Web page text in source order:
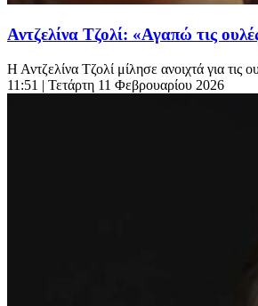
Αντζελίνα Τζολί: «Αγαπώ τις
Η Αντζελίνα Τζολί μίλησε ανοιχτά για
11:51 | Τετάρτη 11 Φεβρουαρίου 2026